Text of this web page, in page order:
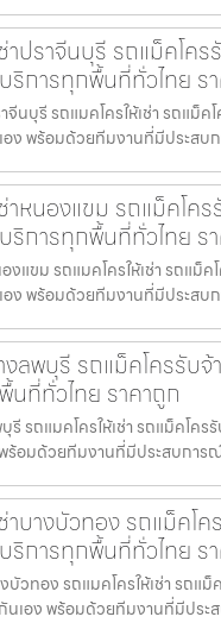
าปราจีนบุรี รถแม็คโคร
บริการทุกพื้นที่ทั่วไทย ร
จีนบุรี รถแมคโครให้เช่า รถแม็
เอง พร้อมด้วยทีมงานที่มีประสบ
าหนองแขม รถแม็คโค
บริการทุกพื้นที่ทั่วไทย ร
งแขม รถแมคโครให้เช่า รถแม็
อง พร้อมด้วยทีมงานที่มีประสบ
ลพบุรี รถแม็คโครรับจ้
นที่ทั่วไทย ราคาถูก
รี รถแมคโครให้เช่า รถแม็คโคร
ร้อมด้วยทีมงานที่มีประสบการ
าบางบัวทอง รถแม็คโค
บริการทุกพื้นที่ทั่วไทย ร
บัวทอง รถแมคโครให้เช่า รถแ
กันเอง พร้อมด้วยทีมงานที่มีปร